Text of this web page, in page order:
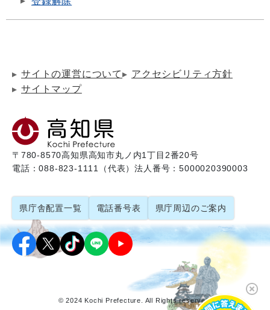
サイトの運営について
アクセシビリティ方針
サイトマップ
〒780-8570高知県高知市丸ノ内1丁目2番20号
電話：088-823-1111（代表）法人番号：5000020390003
県庁舎配置一覧 電話番号表 県庁周辺のご案内
© 2024 Kochi Prefecture. All Rights reserved.